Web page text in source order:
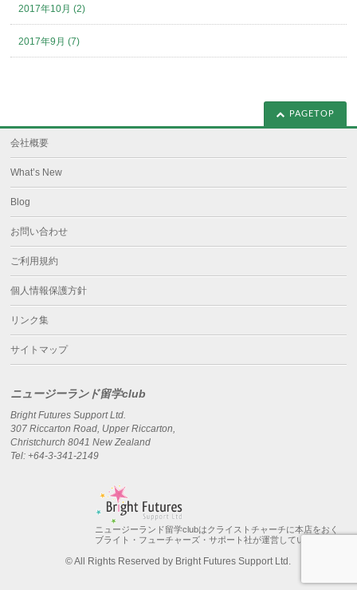
2017年10月 (2)
2017年9月 (7)
PAGETOP
会社概要
What’s New
Blog
お問い合わせ
ご利用規約
個人情報保護方針
リンク集
サイトマップ
ニュージーランド留学club
Bright Futures Support Ltd.
307 Riccarton Road, Upper Riccarton,
Christchurch 8041 New Zealand
Tel: +64-3-341-2149
ニュージーランド留学clubはクライストチャーチに本店をおく
ブライト・フューチャーズ・サポート社が運営しています。
© All Rights Reserved by Bright Futures Support Ltd.